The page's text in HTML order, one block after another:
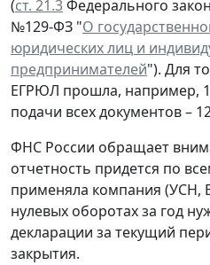
(ст. 21.3Федерального
№129-ФЗ "О
юридических лиц и
предпринимателей"). Для
ЕГРЮЛ прошла, например,
подачи всех документов –
ФНС России обращает
отчетность придется по
применяла компания
нулевых оборотах за год
декларации за текущий
закрытия.